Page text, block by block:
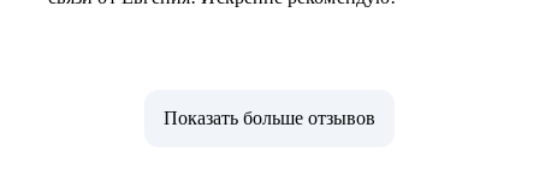
Показать больше отзывов